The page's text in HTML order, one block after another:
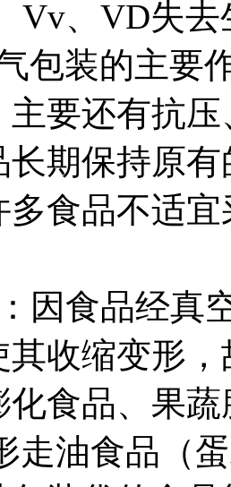
Vv、VD失
包装的主要
主要还有抗
长期保持原
多食品不适
因食品经真
其收缩变形
化食品、果
走油食品（